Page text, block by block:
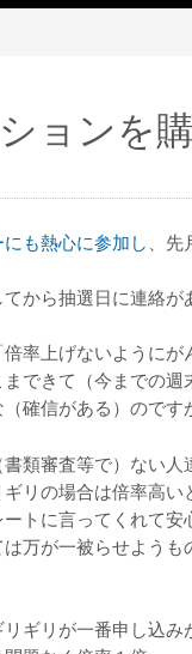
ョンを
も熱心に参加し 、
から抽選日に連絡が
率上げないように
まできて（今までの
確信がある）のです
書類審査等で）ない
ギリの場合は倍率高
トに言ってくれて
万が一被らせよう
ギリが一番申し込